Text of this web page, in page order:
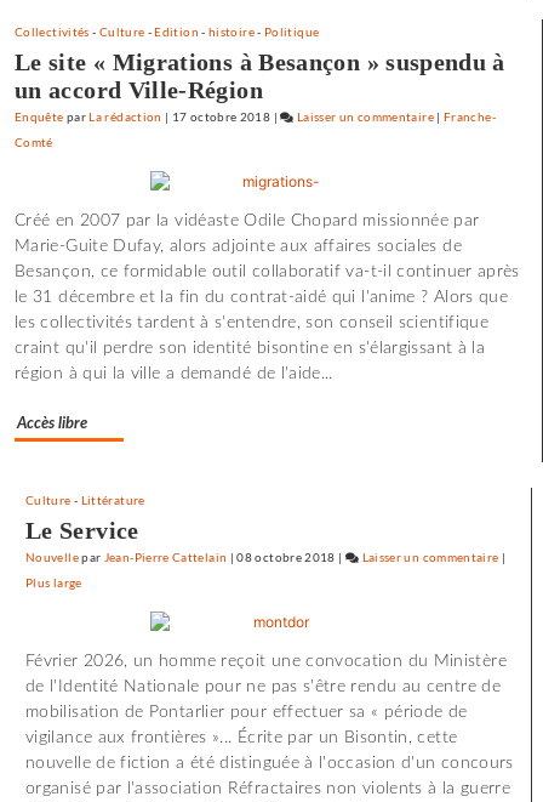
Collectivités - Culture -Edition -histoire- Politique
Le site « Migrations à Besançon » suspendu à
un accord Ville-Région
Enquête parLa rédaction | 17 octobre 2018 | Laisser un commentaireon
à
«
Utoya
»
|Franche-
Comté
Créé en 2007 par la vidéaste Odile Chopard missionnée par
Marie-Guite Dufay, alors adjointe aux affaires sociales de
Besançon, ce formidable outil collaboratif va-t-il continuer après
le 31 décembre et la fin du contrat-aidé qui l'anime ? Alors que
les collectivités tardent à s'entendre, son conseil scientifique
craint qu'il perdre son identité bisontine en s'élargissant à la
région à qui la ville a demandé de l'aide...
Accès libre
Culture - Littérature
Le Service
Nouvellepar Jean-Pierre Cattelain |08 octobre 2018 | Laisser un commentaire on
à
«
|
Plus large
Février 2026, un homme reçoit une convocation du Ministère
de l'Identité Nationale pour ne pas s'être rendu au centre de
mobilisation de Pontarlier pour effectuer sa « période de
vigilance aux frontières »... Écrite par un Bisontin, cette
nouvelle de fiction a été distinguée à l'occasion d'un concours
organisé par l'association Réfractaires non violents à la guerre